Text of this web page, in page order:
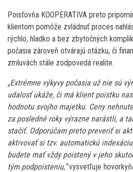
Poisťovňa KOOPERATIVA preto
klientom pomôže zvládnuť proces
rýchlo, hladko a bez zbytočných
počasia zároveň otvárajú otázku, či
zmluvách stále zodpovedá realite.
„Extrémne výkyvy počasia už nie sú
udalosť ukáže, či má klient poistku
hodnotu svojho majetku. Ceny
za posledné roky výrazne narástli, a
stačiť. Odporúčam preto preveriť si
aktivovať si tzv. automatickú
budete mať vždy poistený v jeho
tým podpoisteniu,”vysvetľuje